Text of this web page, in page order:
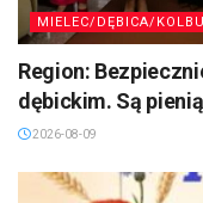
MIELEC/DĘBICA/
Region:
dębickim. Są
2026-08-09